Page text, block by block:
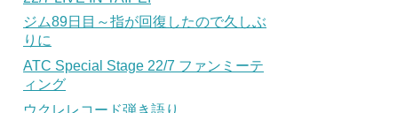
ジム89日目～指が回復したので久しぶ
りに
ATC Special Stage 22/7 ファンミーテ
ィング